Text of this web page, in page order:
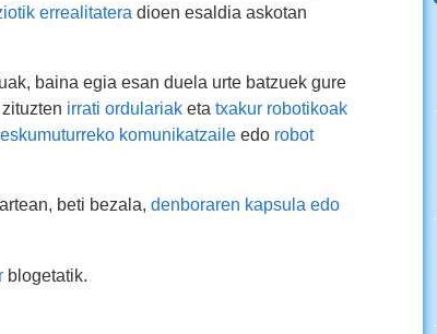
errealitatera dioen esaldia askotan
baina egia esan duela urte batzuek gure
irrati ordulariaketa txakur robotikoak
eskumuturreko komunikatzaileedo robot
beti bezala, denboraren kapsula edo
blogetatik.